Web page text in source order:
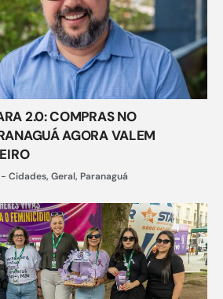
2.0: COMPRAS NO
AGORA VALEM
- Cidades, Geral, Paranaguá